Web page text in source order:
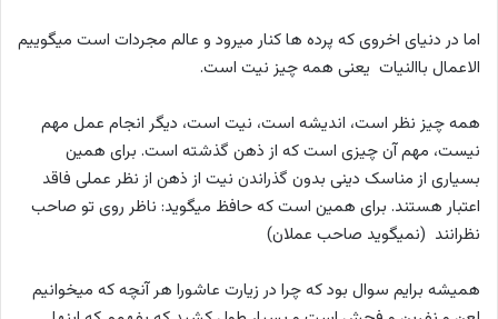
اما در دنیای اخروی که پرده ها کنار میرود و عالم مجردات است میگوییم
الاعمال باالنیات یعنی همه چیز نیت است.
همه چیز نظر است، اندیشه است، نیت است، دیگر انجام عمل مهم
نیست، مهم آن چیزی است که از ذهن گذشته است. برای همین
بسیاری از مناسک دینی بدون گذراندن نیت از ذهن از نظر عملی فاقد
اعتبار هستند. برای همین است که حافظ میگوید: ناظر روی تو صاحب
نظرانند (نمیگوید صاحب عملان)
همیشه برایم سوال بود که چرا در زیارت عاشورا هر آنچه که میخوانیم